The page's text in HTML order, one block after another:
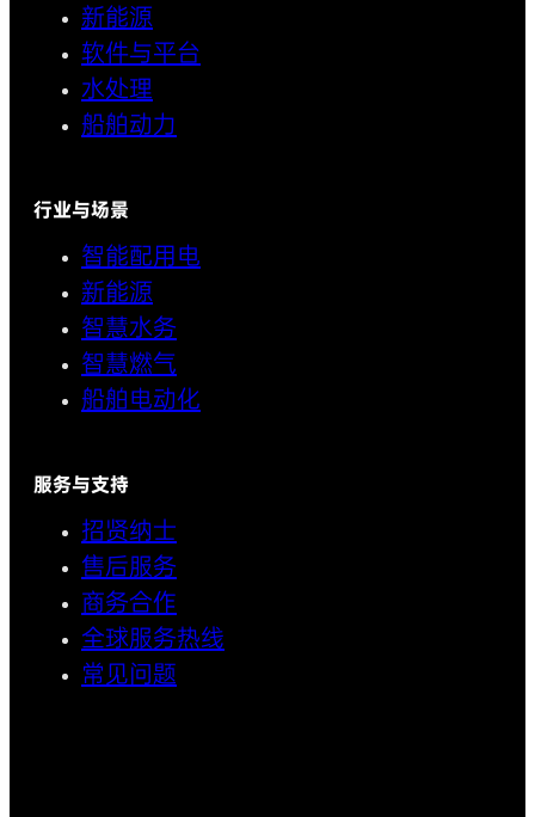
新能源
软件与平台
水处理
船舶动力
行业与场景
智能配用电
新能源
智慧水务
智慧燃气
船舶电动化
服务与支持
招贤纳士
售后服务
商务合作
全球服务热线
常见问题